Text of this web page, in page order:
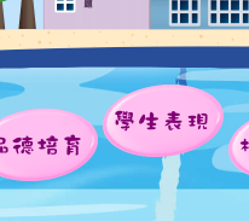
品德培育
學生表現